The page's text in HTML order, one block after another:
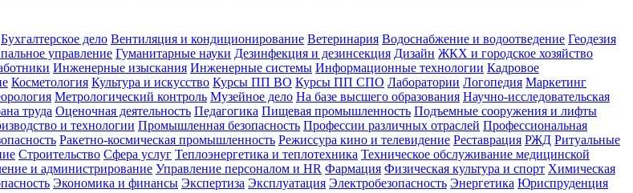
Бухгалтерское дело Вентиляция и кондиционирование Ветеринария Водоснабжение и водоотведение Геодезия
управление Гуманитарные науки Дезинфекция и дезинсекция Дизайн ЖКХ и городское хозяйство
Инженерные изыскания Инженерные системы Информационные технологии Кадровое
Косметология Культура и искусство Курсы ПП ВО Курсы ПП СПО Лаборатории Логопедия Маркетинг
Метрологический контроль Музейное дело На базе высшего образования Научно-исследовательская
труда Оценочная деятельность Педагогика Пищевая промышленность Подъемные сооружения и лифты
и технологии Промышленная безопасность Профессии различных отраслей Профессиональная
Ракетно-космическая промышленность Режиссура кино и телевидение Реставрация РЖД Ритуальные
Строительство Сфера услуг Теплоэнергетика и теплотехника Техническое обслуживание медицинской
и администрирование Управление персоналом и HR Фармация Физическая культура и спорт Химическая
Экономика и финансы Экспертиза Эксплуатация Электробезопасность Энергетика Юриспруденция